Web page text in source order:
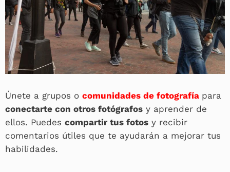
Únete a grupos o comunidades de fotografía para
conectarte con otros fotógrafos y aprender de
ellos. Puedes compartir tus fotos y recibir
comentarios útiles que te ayudarán a mejorar tus
habilidades.